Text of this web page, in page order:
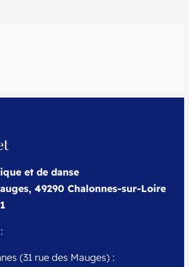
et de danse
49290 Chalonnes-sur-Loire
(31 rue des Mauges) :